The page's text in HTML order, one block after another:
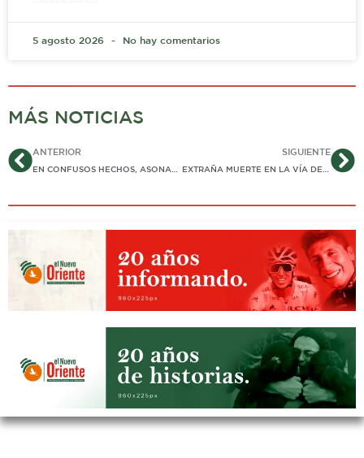
5 agosto 2026 No hay comentarios
MÁS NOTICIAS
AntANTERIOR
EN CONFUSOS HECHOS, ASONADA EN SECTOR DE «FLOR AMARILLO», EN YOPAL, DEJÓ VARIAS PERSONAS LESIONADAS
SIGUIENTE
EXTRAÑA MUERTE EN LA VÍA DE YOPAL A MORICHAL: AL PARECER FUE POR ACCIDENTE, PERO NO HABÍA VEHÍCULOS EN LA ESCENA